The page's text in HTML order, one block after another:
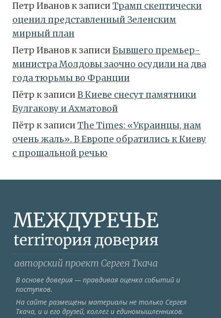
Петр Ивановк записиТрамп скептически
оценил представленный Зеленским
мирный план
Петр Ивановк записиБывшего премьер-
министра Молдовы заочно осудили на два
года тюрьмы во Франции
Пётр к записиВ Киеве снесут памятники
Булгакову и Ахматовой
Пётр к записиТhe Times: «Украинцы, нам
очень жаль». В Европе обратились к Киеву
с прощальной речью
В основе доверия — правдивая оценка событий и
поступков.
На сайте размещены материалы не только Сергея
Ткача, и и его друзей, коллег и единомышленников.